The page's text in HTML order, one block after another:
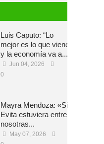
Luis Caputo: “Lo
mejor es lo que viene
y la economía va a...
Jun 04, 2026
0
Mayra Mendoza: «Si
Evita estuviera entre
nosotras...
May 07, 2026